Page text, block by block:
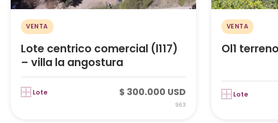
VENTA
Lote centrico comercial (l117)
– villa la angostura
Lote $ 300.000 USD
963
VENTA
Ol1
Lote